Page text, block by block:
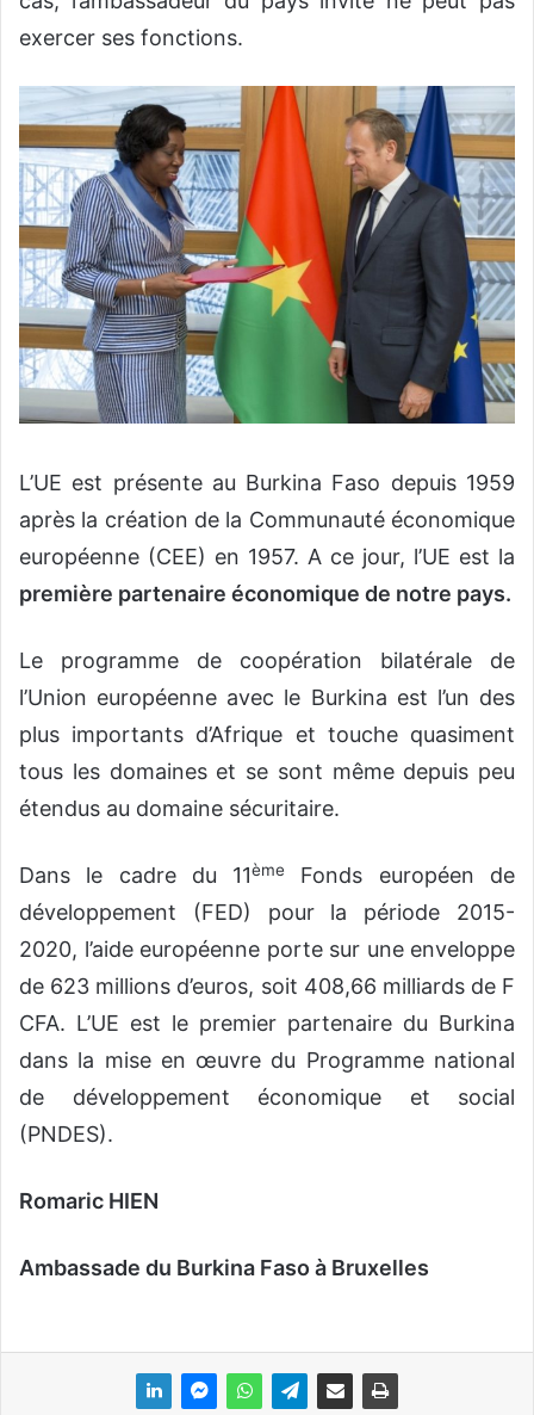
exercer ses fonctions.
L’UE est présente au Burkina Faso depuis 1959
après la création de la Communauté économique
européenne (CEE) en 1957. A ce jour, l’UE est la
première partenaire économique de notre pays.
Le programme de coopération bilatérale de
l’Union européenne avec le Burkina est l’un des
plus importants d’Afrique et touche quasiment
tous les domaines et se sont même depuis peu
étendus au domaine sécuritaire.
Dans le cadre du 11ème
Fonds européen de
développement (FED) pour la période 2015-
2020, l’aide européenne porte sur une enveloppe
de 623 millions d’euros, soit 408,66 milliards de F
CFA. L’UE est le premier partenaire du Burkina
dans la mise en œuvre du Programme national
de développement économique et social
(PNDES).
Romaric HIEN
Ambassade du Burkina Faso à Bruxelles